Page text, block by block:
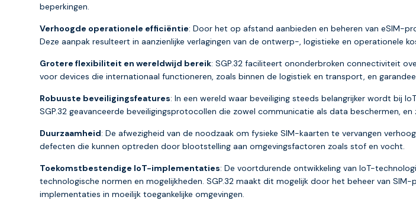
beperkingen.
Verhoogde operationele efficiëntie: Door het op afstand aanbieden en beheren van eSIM-
Deze aanpak resulteert in aanzienlijke verlagingen van de ontwerp-, logistieke en
Grotere flexibiliteit en wereldwijd bereik: SGP.32 faciliteert ononderbroken connectiviteit
voor devices die internationaal functioneren, zoals binnen de logistiek en transport, en
Robuuste beveiligingsfeatures: In een wereld waar beveiliging steeds belangrijker wordt bij
SGP.32 geavanceerde beveiligingsprotocollen die zowel communicatie als data beschermen,
Duurzaamheid: De afwezigheid van de noodzaak om fysieke SIM-kaarten te vervangen
defecten die kunnen optreden door blootstelling aan omgevingsfactoren zoals stof en vocht.
Toekomstbestendige IoT-implementaties: De voortdurende ontwikkeling van IoT-
technologische normen en mogelijkheden. SGP.32 maakt dit mogelijk door het beheer van
implementaties in moeilijk toegankelijke omgevingen.